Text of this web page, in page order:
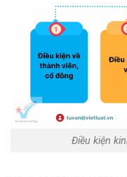
Điều kiện